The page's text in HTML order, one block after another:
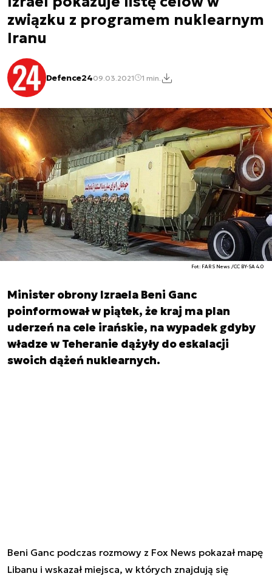
związku z programem nuklearnym
Iranu
Defence2409.03.2021 1 min.
Fot: FARS News /CC BY-SA 4.0
Minister obrony Izraela Beni Ganc
poinformował w piątek, że kraj ma plan
uderzeń na cele irańskie, na wypadek gdyby
władze w Teheranie dążyły do eskalacji
swoich dążeń nuklearnych.
Beni Ganc podczas rozmowy z Fox News pokazał mapę
Libanu i wskazał miejsca, w których znajdują się